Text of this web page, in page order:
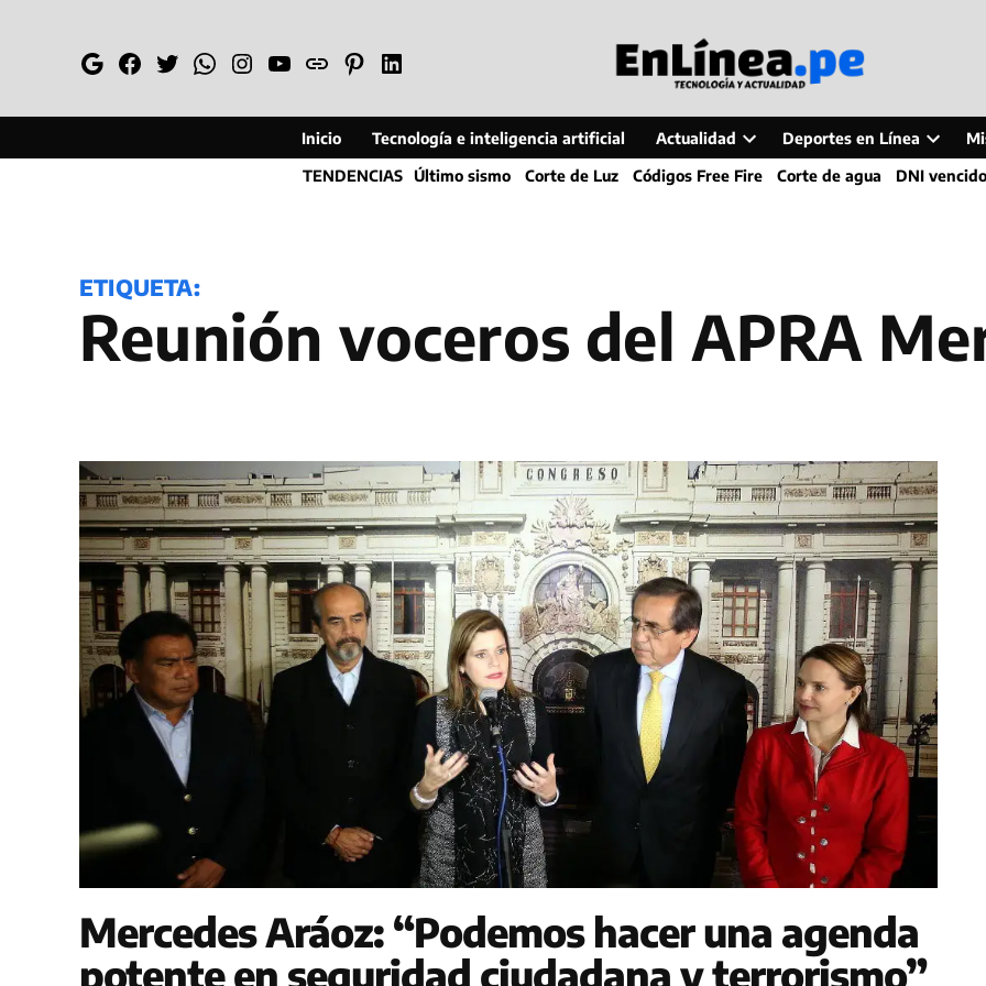
GoogleFacebook
TwitterWhatsapp
Instagram
YouTube
WebPinterestLinkedin
Inicio Tecnología e inteligencia artificial Actualidad
Open
dropdown
Deportes en Línea
Open
dropdown
TENDENCIAS Último sismo Corte de Luz Códigos Free Fire Corte de agua DNI vencido
ETIQUETA:
Reunión voceros del APRA
Mercedes Aráoz: “Podemos hacer una agenda
potente en seguridad ciudadana y terrorismo”